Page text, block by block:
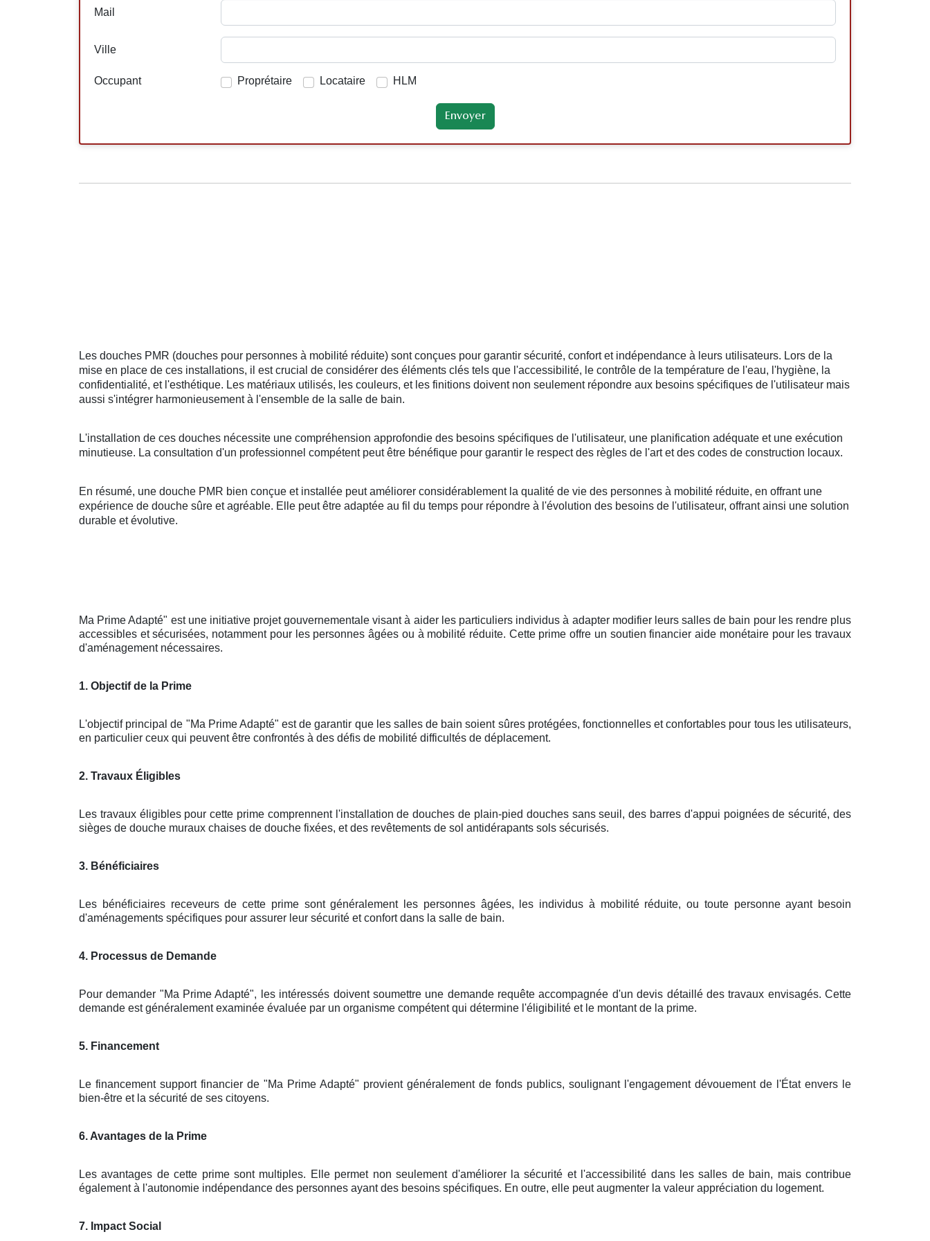
Mail
Ville
Occupant Proprétaire Locataire HLM
Les douches PMR (douches pour personnes à mobilité réduite) sont conçues pour garantir sécurité, confort et indépendance à leurs utilisateurs. Lors de la
mise en place de ces installations, il est crucial de considérer des éléments clés tels que l'accessibilité, le contrôle de la température de l'eau, l'hygiène, la
confidentialité, et l'esthétique. Les matériaux utilisés, les couleurs, et les finitions doivent non seulement répondre aux besoins spécifiques de l'utilisateur mais
aussi s'intégrer harmonieusement à l'ensemble de la salle de bain.
L'installation de ces douches nécessite une compréhension approfondie des besoins spécifiques de l'utilisateur, une planification adéquate et une exécution
minutieuse. La consultation d'un professionnel compétent peut être bénéfique pour garantir le respect des règles de l'art et des codes de construction locaux.
En résumé, une douche PMR bien conçue et installée peut améliorer considérablement la qualité de vie des personnes à mobilité réduite, en offrant une
expérience de douche sûre et agréable. Elle peut être adaptée au fil du temps pour répondre à l'évolution des besoins de l'utilisateur, offrant ainsi une solution
durable et évolutive.
Ma Prime Adapté" est une initiative projet gouvernementale visant à aider les particuliers individus à adapter modifier leurs salles de bain pour les rendre plus
accessibles et sécurisées, notamment pour les personnes âgées ou à mobilité réduite. Cette prime offre un soutien financier aide monétaire pour les travaux
d'aménagement nécessaires.
1. Objectif de la Prime
L'objectif principal de "Ma Prime Adapté" est de garantir que les salles de bain soient sûres protégées, fonctionnelles et confortables pour tous les utilisateurs,
en particulier ceux qui peuvent être confrontés à des défis de mobilité difficultés de déplacement.
2. Travaux Éligibles
Les travaux éligibles pour cette prime comprennent l'installation de douches de plain-pied douches sans seuil, des barres d'appui poignées de sécurité, des
sièges de douche muraux chaises de douche fixées, et des revêtements de sol antidérapants sols sécurisés.
3. Bénéficiaires
Les bénéficiaires receveurs de cette prime sont généralement les personnes âgées, les individus à mobilité réduite, ou toute personne ayant besoin
d'aménagements spécifiques pour assurer leur sécurité et confort dans la salle de bain.
4. Processus de Demande
Pour demander "Ma Prime Adapté", les intéressés doivent soumettre une demande requête accompagnée d'un devis détaillé des travaux envisagés. Cette
demande est généralement examinée évaluée par un organisme compétent qui détermine l'éligibilité et le montant de la prime.
5. Financement
Le financement support financier de "Ma Prime Adapté" provient généralement de fonds publics, soulignant l'engagement dévouement de l'État envers le
bien-être et la sécurité de ses citoyens.
6. Avantages de la Prime
Les avantages de cette prime sont multiples. Elle permet non seulement d'améliorer la sécurité et l'accessibilité dans les salles de bain, mais contribue
également à l'autonomie indépendance des personnes ayant des besoins spécifiques. En outre, elle peut augmenter la valeur appréciation du logement.
7. Impact Social